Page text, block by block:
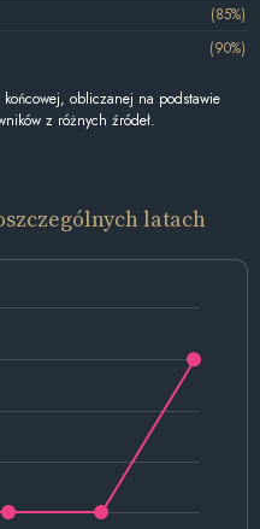
(85%)
(90%)
obliczanej na podstawie
z różnych źródeł.
latach